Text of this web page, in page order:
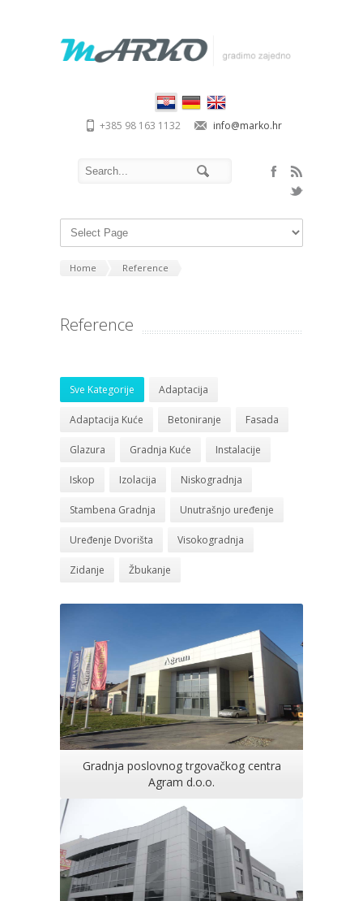
+385 98 163 1132 info@marko.hr
Home Reference
Reference
Sve Kategorije Adaptacija
Adaptacija Kuće Betoniranje Fasada
Glazura Gradnja Kuće Instalacije
Iskop Izolacija Niskogradnja
Stambena Gradnja Unutrašnjo uređenje
Uređenje Dvorišta Visokogradnja
Zidanje Žbukanje
Gradnja poslovnog trgovačkog centra
Agram d.o.o.